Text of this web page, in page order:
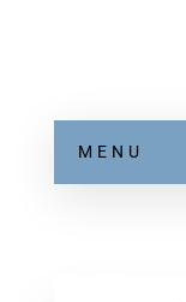
MENU